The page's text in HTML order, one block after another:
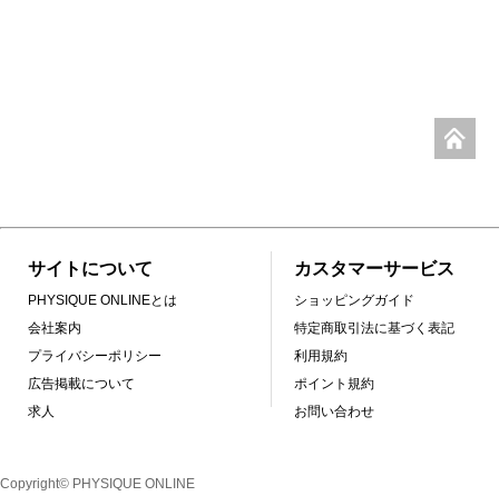
サイトについて
PHYSIQUE ONLINEとは
会社案内
プライバシーポリシー
広告掲載について
求人
カスタマーサービス
ショッピングガイド
特定商取引法に基づく表記
利用規約
ポイント規約
お問い合わせ
Copyright© PHYSIQUE ONLINE